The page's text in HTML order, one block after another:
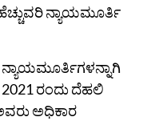
ನ್ಯಾಯಮೂರ್ತಿ
ರಂದು ದೆಹಲಿ
ಅಧಿಕಾರ